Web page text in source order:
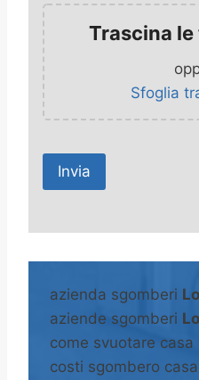
Trascina
Sfoglia
A
e
n
a
azienda sgomberi
aziende sgomberi
come svuotare casa
costi sgombero casa